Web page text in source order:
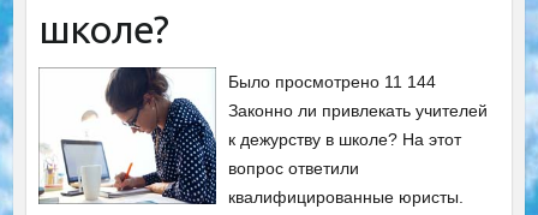
школе?
Было просмотрено 11 144
Законно ли привлекать учителей
к дежурству в школе? На этот
вопрос ответили
квалифицированные юристы.